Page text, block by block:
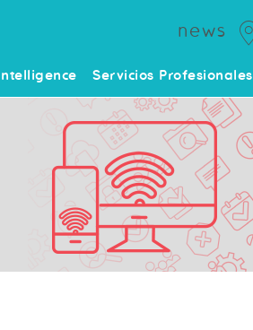
news
Servicios Profesionales